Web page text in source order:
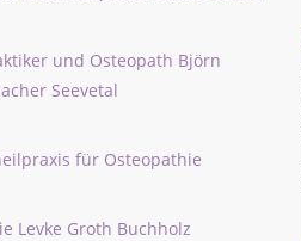
und Osteopath Björn
Seevetal
für Osteopathie
Levke Groth Buchholz